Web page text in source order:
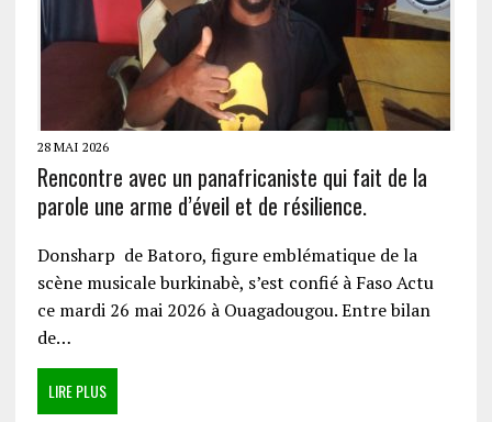
28 MAI 2026
Rencontre avec un panafricaniste qui fait de la
parole une arme d’éveil et de résilience.
Donsharp de Batoro, figure emblématique de la
scène musicale burkinabè, s’est confié à Faso Actu
ce mardi 26 mai 2026 à Ouagadougou. Entre bilan
de…
LIRE PLUS